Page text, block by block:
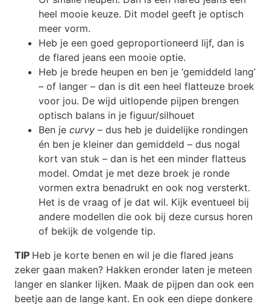
heel mooie keuze. Dit model geeft je optisch
meer vorm.
Heb je een goed geproportioneerd lijf, dan is
de flared jeans een mooie optie.
Heb je brede heupen en ben je ‘gemiddeld lang’
– of langer – dan is dit een heel flatteuze broek
voor jou. De wijd uitlopende pijpen brengen
optisch balans in je figuur/silhouet
Ben je curvy – dus heb je duidelijke rondingen
én ben je kleiner dan gemiddeld – dus nogal
kort van stuk – dan is het een minder flatteus
model. Omdat je met deze broek je ronde
vormen extra benadrukt en ook nog versterkt.
Het is de vraag of je dat wil. Kijk eventueel bij
andere modellen die ook bij deze cursus horen
of bekijk de volgende tip.
TIP Heb je korte benen en wil je die flared jeans
zeker gaan maken? Hakken eronder laten je meteen
langer en slanker lijken. Maak de pijpen dan ook een
beetje aan de lange kant. En ook een diepe donkere